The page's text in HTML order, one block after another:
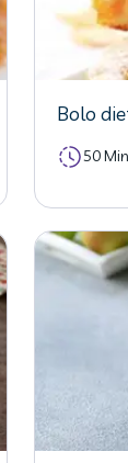
Bolo
50 Min